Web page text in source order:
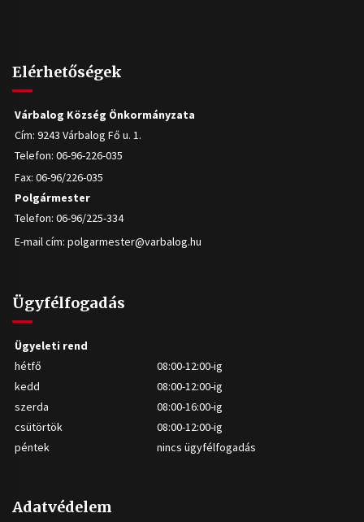
Elérhetőségek
Várbalog Község Önkormányzata
Cím: 9243 Várbalog Fő u. 1.
Telefon: 06-96-226-035
Fax: 06-96/226-035
Polgármester
Telefon: 06-96/225-334
E-mail cím: polgarmester@varbalog.hu
Ügyfélfogadás
Ügyeleti rend
hétfő
08:00-12:00-ig
kedd
08:00-12:00-ig
szerda
08:00-16:00-ig
csütörtök
08:00-12:00-ig
péntek
nincs ügyfélfogadás
Adatvédelem